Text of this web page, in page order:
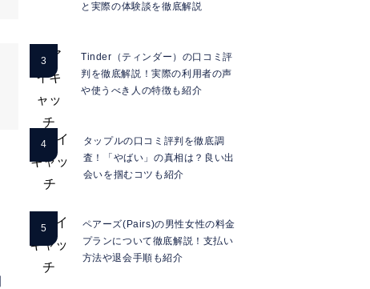
と実際の体験談を徹底解説
Tinder（ティンダー）の口コミ評
判を徹底解説！実際の利用者の声
や使うべき人の特徴も紹介
タップルの口コミ評判を徹底調
査！「やばい」の真相は？良い出
会いを掴むコツも紹介
ペアーズ(Pairs)の男性女性の料金
プランについて徹底解説！支払い
方法や退会手順も紹介